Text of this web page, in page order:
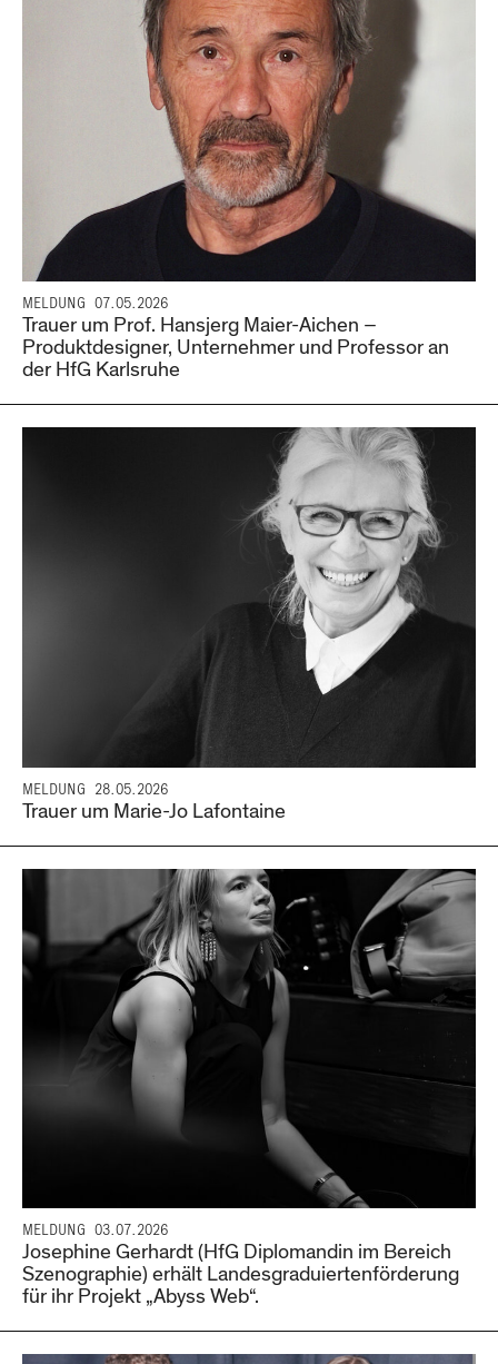
MELDUNG 07.05.2026
Trauer um Prof. Hansjerg Maier-Aichen –
Produktdesigner, Unternehmer und Professor an
der HfG Karlsruhe
MELDUNG 28.05.2026
Trauer um Marie-Jo Lafontaine
MELDUNG 03.07.2026
Josephine Gerhardt (HfG Diplomandin im Bereich
Szenographie) erhält Landesgraduiertenförderung
für ihr Projekt „Abyss Web“.